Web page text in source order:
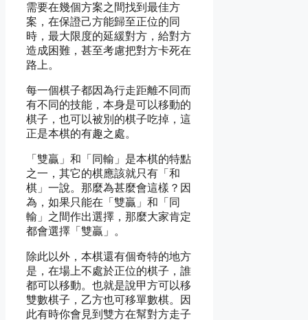
需要在幾個方案之間找到最佳方
案，在保證己方能歸至正位的同
時，最大限度的延緩對方，給對方
造成困難，甚至考慮把對方卡死在
路上。
每一個棋子都因為行走距離不同而
有不同的技能，本身是可以移動的
棋子，也可以被別的棋子吃掉，這
正是本棋的有趣之處。
「雙贏」和「同輸」是本棋的特點
之一，其它的棋應該就只有「和
棋」一說。那麼為甚麼會這樣？因
為，如果只能在「雙贏」和「同
輸」之間作出選擇，那麼大家肯定
都會選擇「雙贏」。
除此以外，本棋還有個奇特的地方
是，在場上不處於正位的棋子，誰
都可以移動。也就是說甲方可以移
雙數棋子，乙方也可移單數棋。因
此有時你會見到雙方在幫對方走子